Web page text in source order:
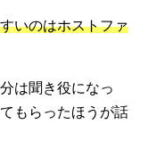
いのはホストファ
は聞き役になっ
もらったほうが話